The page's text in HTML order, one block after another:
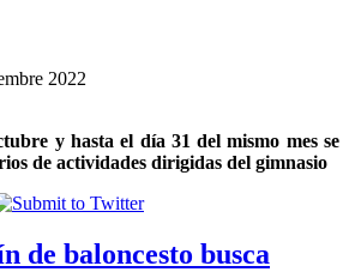
2022
y hasta el día 31 del mismo mes se
de actividades dirigidas del gimnasio
de baloncesto busca